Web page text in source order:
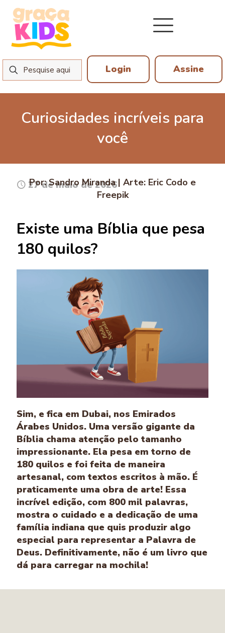
Login Assine
Curiosidades incríveis para
você
27 de maio de 2026
Por: Sandro Miranda | Arte: Eric Codo e
Freepik
Existe uma Bíblia que pesa
180 quilos?
Sim, e fica em Dubai, nos Emirados
Árabes Unidos. Uma versão gigante da
Bíblia chama atenção pelo tamanho
impressionante. Ela pesa em torno de
180 quilos e foi feita de maneira
artesanal, com textos escritos à mão. É
praticamente uma obra de arte! Essa
incrível edição, com 800 mil palavras,
mostra o cuidado e a dedicação de uma
família indiana que quis produzir algo
especial para representar a Palavra de
Deus. Definitivamente, não é um livro que
dá para carregar na mochila!